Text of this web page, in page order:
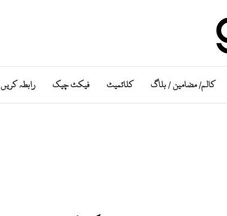
کالم/ مضامین / بلاگ کلائمیٹ فیکٹ چیک رابطہ کریں